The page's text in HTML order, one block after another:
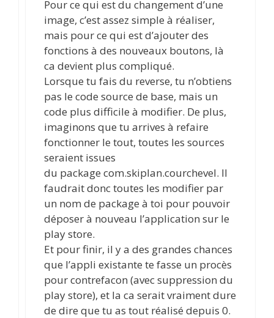
Pour ce qui est du changement d’une
image, c’est assez simple à réaliser,
mais pour ce qui est d’ajouter des
fonctions à des nouveaux boutons, là
ca devient plus compliqué.
Lorsque tu fais du reverse, tu n’obtiens
pas le code source de base, mais un
code plus difficile à modifier. De plus,
imaginons que tu arrives à refaire
fonctionner le tout, toutes les sources
seraient issues
du package com.skiplan.courchevel. Il
faudrait donc toutes les modifier par
un nom de package à toi pour pouvoir
déposer à nouveau l’application sur le
play store.
Et pour finir, il y a des grandes chances
que l’appli existante te fasse un procès
pour contrefacon (avec suppression du
play store), et la ca serait vraiment dure
de dire que tu as tout réalisé depuis 0.